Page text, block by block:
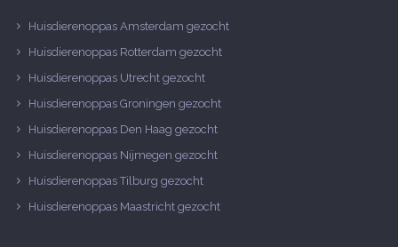
Huisdierenoppas Amsterdam gezocht
Huisdierenoppas Rotterdam gezocht
Huisdierenoppas Utrecht gezocht
Huisdierenoppas Groningen gezocht
Huisdierenoppas Den Haag gezocht
Huisdierenoppas Nijmegen gezocht
Huisdierenoppas Tilburg gezocht
Huisdierenoppas Maastricht gezocht